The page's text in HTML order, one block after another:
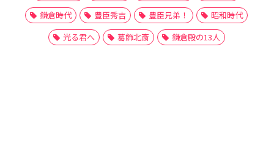
鎌倉時代
豊臣秀吉 豊臣兄弟！
昭和時代
光る君へ
葛飾北斎 鎌倉殿の13人